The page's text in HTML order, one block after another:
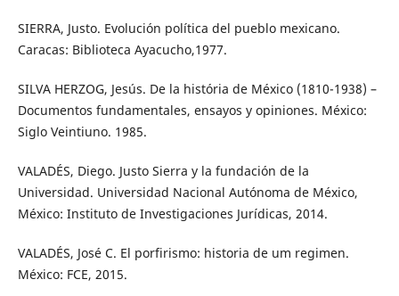
SIERRA, Justo. Evolución política del pueblo mexicano.
Caracas: Biblioteca Ayacucho,1977.
SILVA HERZOG, Jesús. De la história de México (1810-1938) –
Documentos fundamentales, ensayos y opiniones. México:
Siglo Veintiuno. 1985.
VALADÉS, Diego. Justo Sierra y la fundación de la
Universidad. Universidad Nacional Autónoma de México,
México: Instituto de Investigaciones Jurídicas, 2014.
VALADÉS, José C. El porfirismo: historia de um regimen.
México: FCE, 2015.